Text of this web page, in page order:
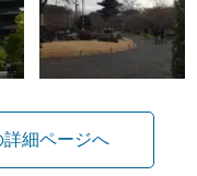
詳細ページへ